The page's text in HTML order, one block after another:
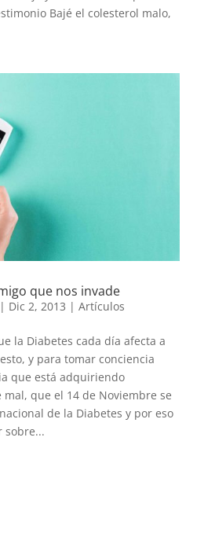
Bajé el colesterol malo,
que nos invade
| Dic 2, 2013 | Artículos
la Diabetes cada día afecta a
y para tomar conciencia
que está adquiriendo
que el 14 de Noviembre se
de la Diabetes y por eso
sobre...